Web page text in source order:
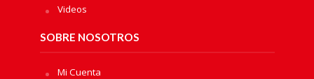
Videos
SOBRE NOSOTROS
Mi Cuenta